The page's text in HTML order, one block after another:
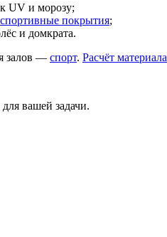
UV и морозу;
спортивные покрытия;
и домкрата.
залов — спорт. Расчёт материала
вашей задачи.